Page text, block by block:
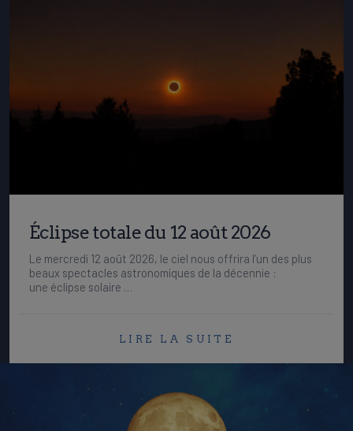
Éclipse totale du 12 août 2026
Le mercredi 12 août 2026, le ciel nous offrira l’un des plus
beaux spectacles astronomiques de la décennie :
une éclipse solaire …
LIRE LA SUITE